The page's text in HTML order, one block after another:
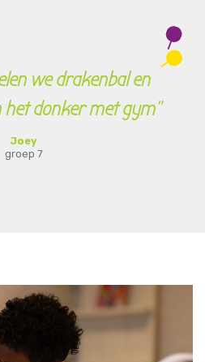
we drakenbal en
het donker met gym"
Joey
groep 7